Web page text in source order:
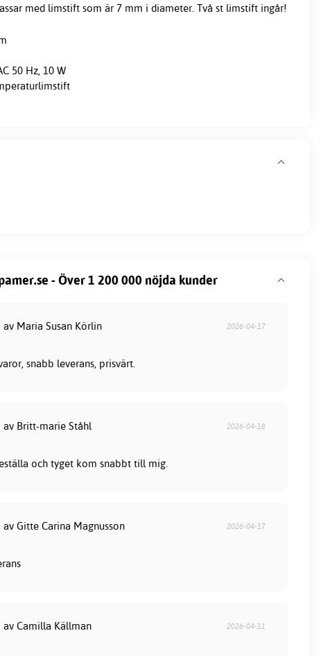
med limstift som är 7 mm i diameter. Två st limstift ingår!
50 Hz, 10 W
- Över 1 200 000 nöjda kunder
av Maria Susan Körlin 2026-04-17
snabb leverans, prisvärt.
av Britt-marie Ståhl 2026-04-18
och tyget kom snabbt till mig.
av Gitte Carina Magnusson 2026-04-17
av Camilla Källman 2026-04-11